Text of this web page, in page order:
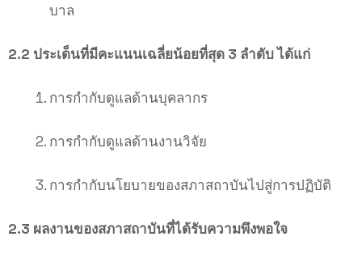
บาล
2.2 ประเด็นที่มีคะแนนเฉลี่ยน้อยที่สุด 3 ลำดับ ได้แก่
การกำกับดูแลด้านบุคลากร
การกำกับดูแลด้านงานวิจัย
การกำกับนโยบายของสภาสถาบันไปสู่การปฏิบัติ
2.3 ผลงานของสภาสถาบันที่ได้รับความพึงพอใจ